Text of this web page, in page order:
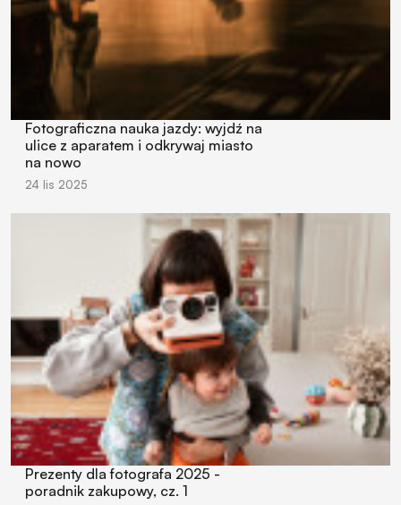
Fotograficzna nauka jazdy: wyjdź na
ulice z aparatem i odkrywaj miasto
na nowo
24 lis 2025
Prezenty dla fotografa 2025 -
poradnik zakupowy, cz. 1